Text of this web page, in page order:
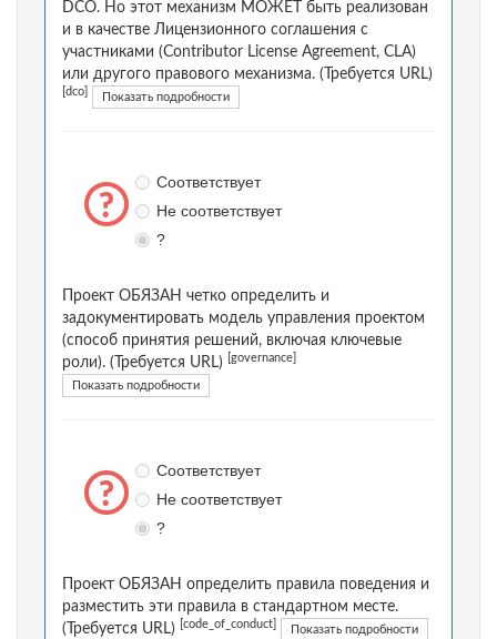
DCO. Но этот механизм МОЖЕТ быть реализован
и в качестве Лицензионного соглашения с
участниками (Contributor License Agreement, CLA)
или другого правового механизма. (Требуется URL)
[dco] Показать подробности
Соответствует
Не соответствует
?
Проект ОБЯЗАН четко определить и
задокументировать модель управления проектом
(способ принятия решений, включая ключевые
роли). (Требуется URL)
[governance]
Показать подробности
Соответствует
Не соответствует
?
Проект ОБЯЗАН определить правила поведения и
разместить эти правила в стандартном месте.
(Требуется URL)
[code_of_conduct] Показать подробности